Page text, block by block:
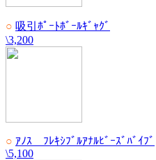
○ 吸引ﾎﾟｰﾄﾎﾞｰﾙｷﾞｬｸﾞ
\3,200
○ ｱﾉｽ ﾌﾚｷｼﾌﾞﾙｱﾅﾙﾋﾞｰｽﾞﾊﾞｲﾌﾞ
\5,100